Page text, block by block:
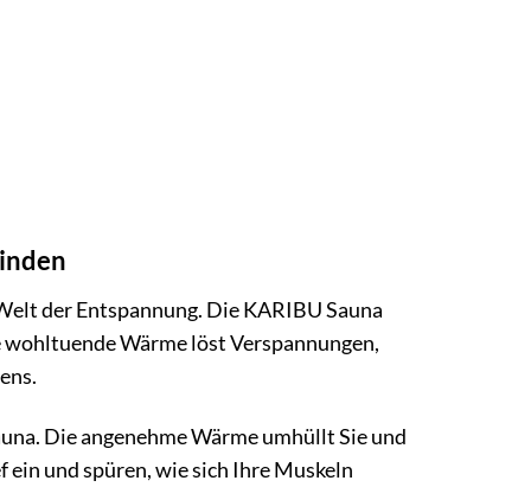
der Entspannung. Die KARIBU Sauna
Wärme löst Verspannungen,
Die angenehme Wärme umhüllt Sie und
ein und spüren, wie sich Ihre Muskeln